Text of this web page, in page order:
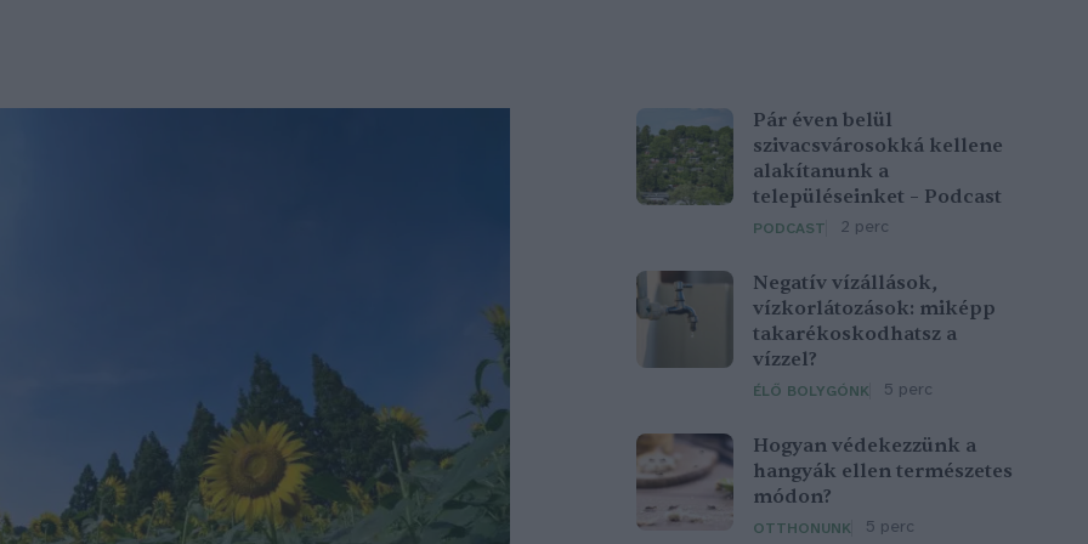
Pár éven belül
szivacsvárosokká kellene
alakítanunk a
településeinket – Podcast
PODCAST 2 perc
Negatív vízállások,
vízkorlátozások: miképp
takarékoskodhatsz a
vízzel?
ÉLŐ BOLYGÓNK 5 perc
Hogyan védekezzünk a
hangyák ellen természetes
módon?
OTTHONUNK 5 perc